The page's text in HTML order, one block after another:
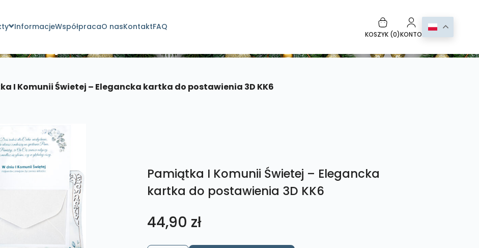
InformacjeWspółpracaO nasKontaktFAQ
KOSZYK (0)KONTO
I Komunii Świetej – Elegancka kartka do postawienia 3D KK6
Pamiątka I Komunii Świetej – Elegancka
kartka do postawienia 3D KK6
44,90 zł